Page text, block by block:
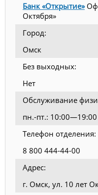
Банк «Открытие»
Октября»
Город:
Омск
Без выходных:
Нет
Обслуживание
пн.-пт.: 10:00—19:00
Телефон отделения:
8 800 444-44-00
Адрес:
г. Омск, ул. 10 лет